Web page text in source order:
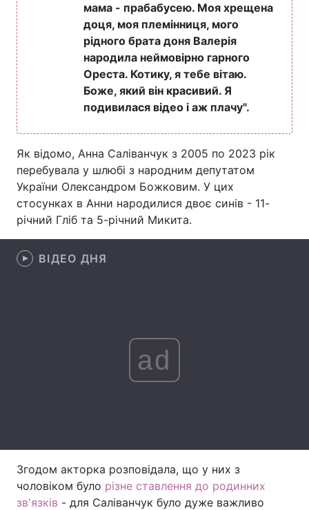
Туризм
Погода
Регіони
Відео з Youtube Статті
Інтерв'ю Думки
Архів Вакансії
Контакти
мама - прабабусею. Моя хрещена
доця, моя племінниця, мого
рідного брата доня Валерія
народила неймовірно гарного
Ореста. Котику, я тебе вітаю.
Боже, який він красивий. Я
подивилася відео і аж плачу".
Як відомо, Анна Саліванчук з 2005 по 2023 рік
перебувала у шлюбі з народним депутатом
України Олександром Божковим. У цих
стосунках в Анни народилися двоє синів - 11-
річний Гліб та 5-річний Микита.
ВІДЕО ДНЯ
ad
Згодом акторка розповідала, що у них з
чоловіком було різне ставлення до родинних
зв'язків - для Саліванчук було дуже важливо